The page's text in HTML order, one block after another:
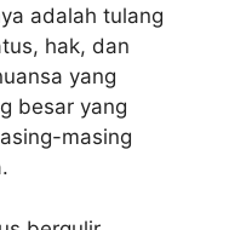
adalah tulang
hak, dan
yang
besar yang
masing